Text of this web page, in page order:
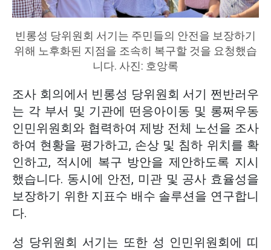
빈롱성 당위원회 서기는 주민들의 안전을 보장하기
위해 노후화된 지점을 조속히 복구할 것을 요청했습
니다. 사진: 호앙록
조사 회의에서 빈롱성 당위원회 서기 쩐반러우
는 각 부서 및 기관에 떤응아이동 및 롱쩌우동
인민위원회와 협력하여 제방 전체 노선을 조사
하여 현황을 평가하고, 손상 및 침하 위치를 확
인하고, 적시에 복구 방안을 제안하도록 지시
했습니다. 동시에 안전, 미관 및 공사 효율성을
보장하기 위한 지표수 배수 솔루션을 연구합니
다.
성 당위원회 서기는 또한 성 인민위원회에 띠